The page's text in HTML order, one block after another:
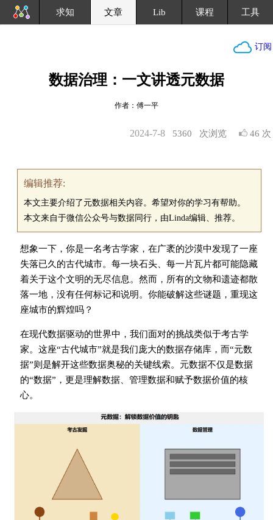
求知 文章 Lib 课程 工具
订阅
数据治理：一文讲透元数据
作者：傅一平
5360 次浏览 46 次
2024-7-8
编辑推荐:
本文主要介绍了元数据相关内容。希望对你的学习有帮助。
本文来自于微信公众号与数据同行，由Linda编辑、推荐。
想象一下，你是一名考古学家，在广袤的沙漠中发现了一座
失落已久的古代城市。每一块石头、每一片瓦片都可能隐藏
着关于这个文明的无尽信息。然而，所有的文物和遗迹都散
落一地，没有任何标记和说明。你能破解这些谜题，重现这
座城市的辉煌吗？
在现代数据驱动的世界中，我们面对的挑战类似于考古学
家。这座“古代城市”就是我们庞大的数据存储库，而“元数
据”则是解开这些数据奥秘的关键线索。元数据不仅是数据
的“数据”，更是理解数据、管理数据和赋予数据价值的核
心。